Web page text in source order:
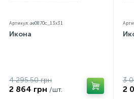
Артикул: ae0870c_13х31
Икона
4 295.50 грн
2 864 грн /шт.
3
2